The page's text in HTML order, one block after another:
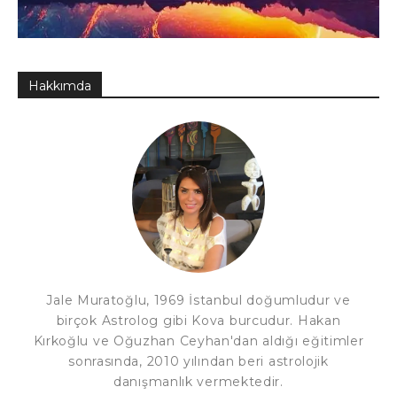
Hakkımda
Jale Muratoğlu, 1969 İstanbul doğumludur ve
birçok Astrolog gibi Kova burcudur. Hakan
Kırkoğlu ve Oğuzhan Ceyhan'dan aldığı eğitimler
sonrasında, 2010 yılından beri astrolojik
danışmanlık vermektedir.